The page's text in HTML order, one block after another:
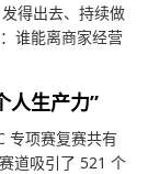
得出去、持续做
谁能离商家经营
人生产力”
专项赛复赛共有
道吸引了 521 个